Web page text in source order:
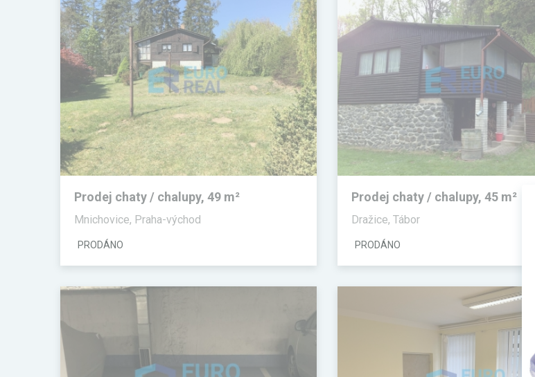
Prodej chaty / chalupy, 49 m²
Mnichovice, Praha-východ
PRODÁNO
Prodej chaty / chalupy, 45 m²
Dražice, Tábor
PRODÁNO